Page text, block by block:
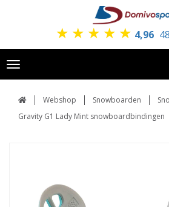
★ ★ ★ ★ ★ 4,96
Toggle
navigation
Webshop Snowboarden
Gravity G1 Lady Mint snowboardbindingen